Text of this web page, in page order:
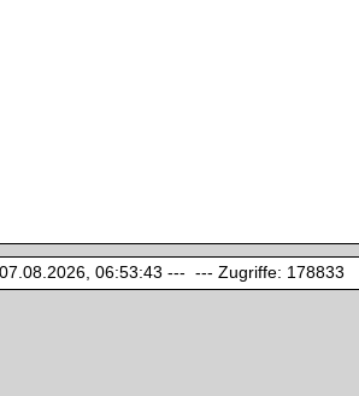
06:53:43 --- --- Zugriffe: 178833